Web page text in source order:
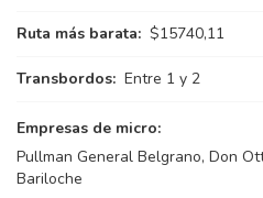
Ruta más barata: $15740,11
Transbordos: Entre 1 y 2
Empresas de micro:
Pullman General Belgrano, Don
Bariloche